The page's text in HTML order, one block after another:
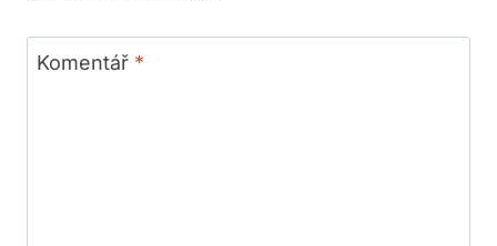
Komentář *